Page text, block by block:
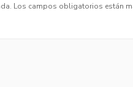
Los campos obligatorios están